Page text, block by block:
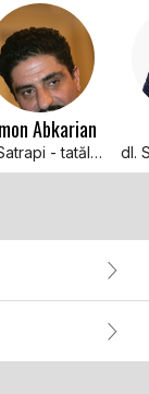
Abkarian
dl. Satrapi - tatăl lui Marjane